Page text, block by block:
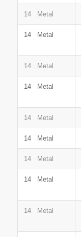
14 Metal
14 Metal
14 Metal
14 Metal
14 Metal
14 Metal
14 Metal
14 Metal
14 Metal